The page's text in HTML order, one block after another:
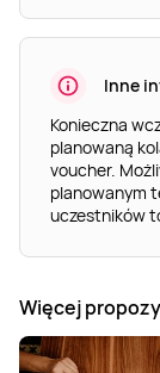
Inne
Konieczna
planowaną
voucher.
planowanym
uczestników
Więcej